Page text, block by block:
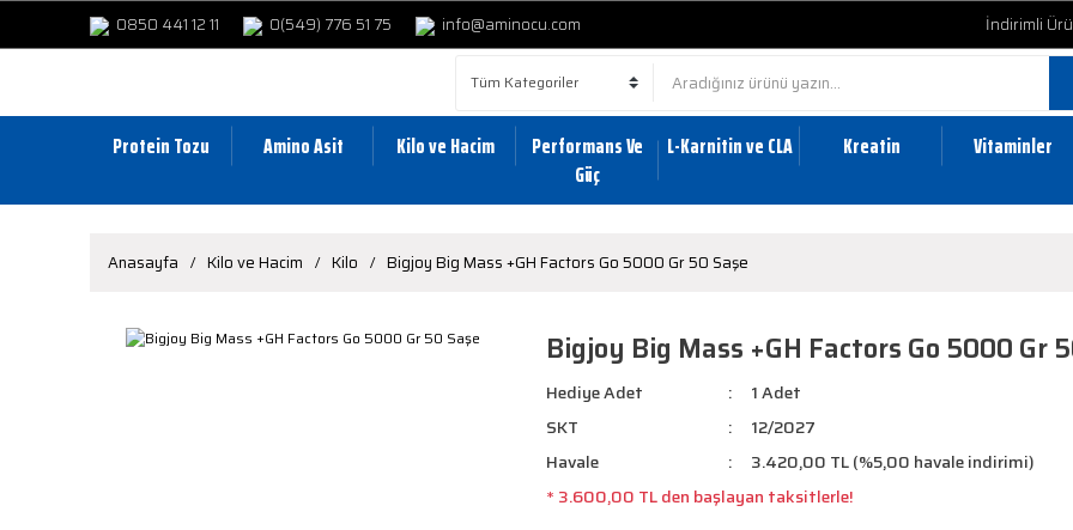
0850 441 12 11 0(549) 776 51 75 info@aminocu.com İndirimli
Protein Tozu Amino Asit Kilo ve Hacim
Performans Ve
Güç
L-Karnitin ve CLA Kreatin Vitaminler
Anasayfa Kilo ve Hacim Kilo Bigjoy Big Mass +GH Factors Go 5000 Gr 50 Saşe
Bigjoy Big Mass +GH Factors Go 5000 Gr
Hediye Adet
1 Adet
SKT
12/2027
Havale
3.420,00 TL (%5,00 havale indirimi)
* 3.600,00 TL den başlayan taksitlerle!